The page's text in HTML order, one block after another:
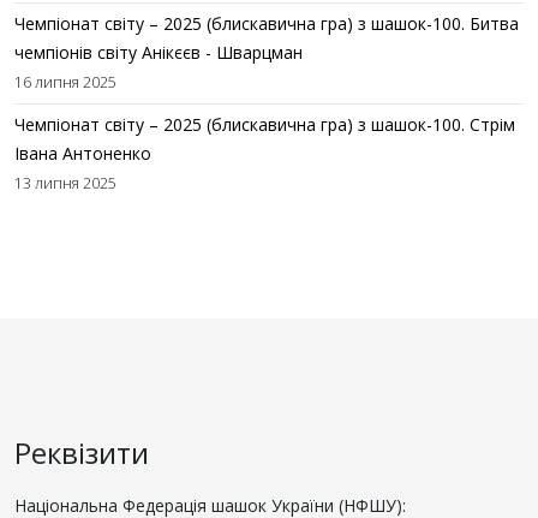
Чемпіонат світу – 2025 (блискавична гра) з шашок-100. Битва
чемпіонів світу Анікєєв - Шварцман
16 липня 2025
Чемпіонат світу – 2025 (блискавична гра) з шашок-100. Стрім
Івана Антоненко
13 липня 2025
Реквізити
Національна Федерація шашок України (НФШУ):